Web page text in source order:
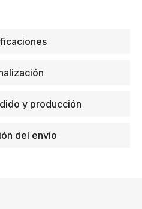
y producción
del envío